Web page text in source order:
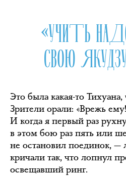
«УЧИТЬ
СВОЮ
Это была какая-то Тихуана,
Зрители орали: «Врежь
И когда я первый раз
в этом бою раз пять или
не остановил поединок, —
кричали так, что лопнул
освещавший ринг.